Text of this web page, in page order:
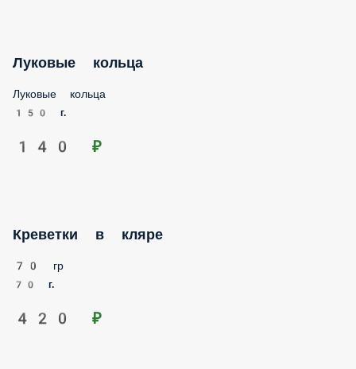
Луковые кольца
150 г.
140 ₽
70 гр
70 г.
420 ₽